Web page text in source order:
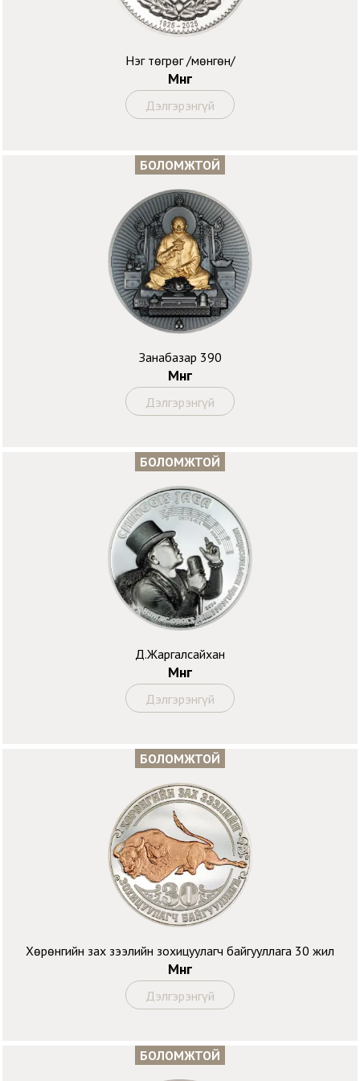
Нэг төгрөг /мөнгөн/
Мөнгө
Дэлгэрэнгүй
БОЛОМЖТОЙ
Занабазар 390
Мөнгө
Дэлгэрэнгүй
БОЛОМЖТОЙ
Д.Жаргалсайхан
Мөнгө
Дэлгэрэнгүй
БОЛОМЖТОЙ
Хөрөнгийн зах зээлийн зохицуулагч байгууллага 30 жил
Мөнгө
Дэлгэрэнгүй
БОЛОМЖТОЙ